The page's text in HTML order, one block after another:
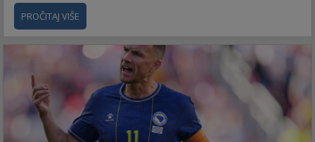
PROČITAJ VIŠE